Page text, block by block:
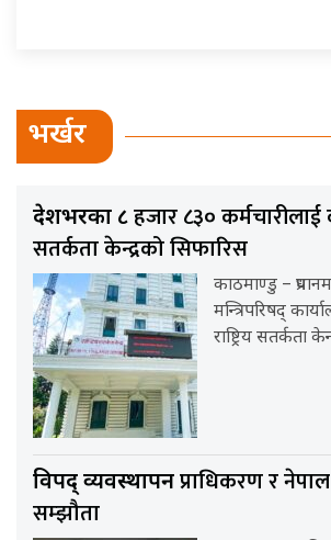
भर्खर
देशभरका ८हजार ८३० कर्मचारीलाई
सतर्कता केन्द्रको सिफारिस
काठमाण्डु –
मन्त्रिपरिषद्
राष्ट्रिय सतर्कता
विपद् व्यवस्थापनप्राधिकरण र
सम्झौता